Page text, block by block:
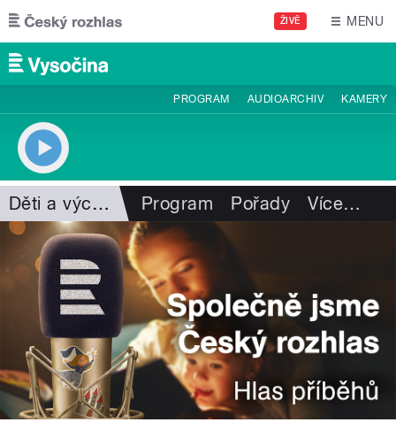
Přejít k hlavnímu obsahu
ŽIVĚ MENU
PROGRAM AUDIOARCHIV KAMERY
Děti a výchova Program Pořady Více…